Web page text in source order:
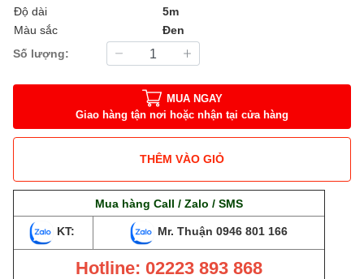
Độ dài
5m
Màu sắc
Đen
Số lượng:
MUA NGAY
Giao hàng tận nơi hoặc nhận tại cửa hàng
THÊM VÀO GIỎ
Mua hàng Call / Zalo / SMS
KT: Mr. Thuận 0946 801 166
Hotline: 02223 893 868